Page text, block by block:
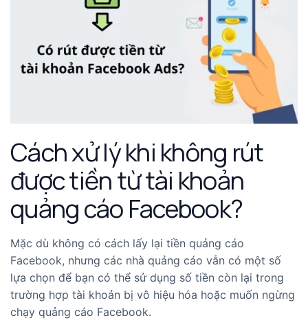
Cách xử lý khi không rút
được tiền từ tài khoản
quảng cáo Facebook?
Mặc dù không có cách lấy lại tiền quảng cáo
Facebook, nhưng các nhà quảng cáo vẫn có một số
lựa chọn để bạn có thể sử dụng số tiền còn lại trong
trường hợp tài khoản bị vô hiệu hóa hoặc muốn ngừng
chạy quảng cáo Facebook.